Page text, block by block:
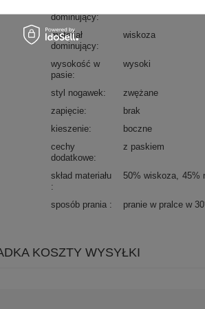
dominujący
materiał
dominujący
wiskoza
wysokość w
pasie
wysoki
styl nogawek
zwężane
zapięcie
brak
kieszenie
boczne
cechy
dodatkowe
z paskiem
skład materiału 50% wiskoza 45%
sposób prania pranie w pralce w
KOSZTY WYSYŁKI